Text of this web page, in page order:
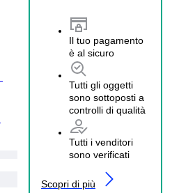
Il tuo pagamento
è al sicuro
Tutti gli oggetti
sono sottoposti a
controlli di qualità
Tutti i venditori
sono verificati
Scopri di più